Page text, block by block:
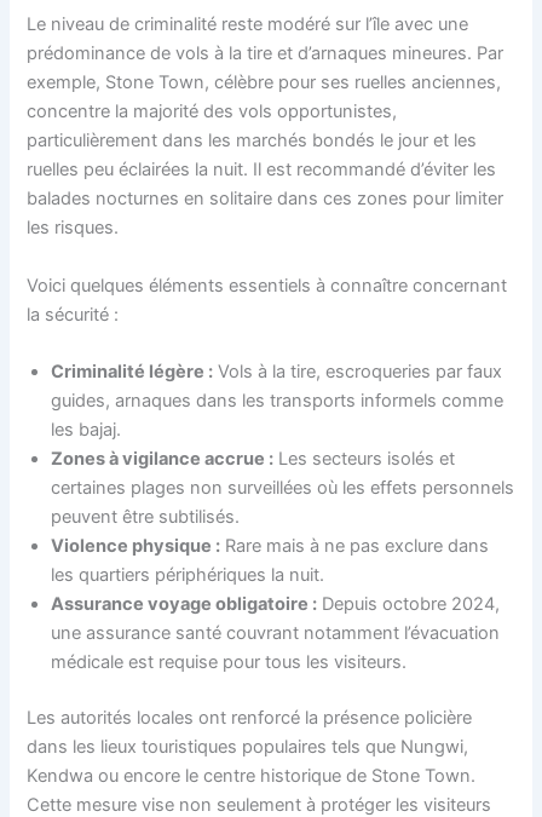
Le niveau de criminalité reste modéré sur l’île avec une
prédominance de vols à la tire et d’arnaques mineures. Par
exemple, Stone Town, célèbre pour ses ruelles anciennes,
concentre la majorité des vols opportunistes,
particulièrement dans les marchés bondés le jour et les
ruelles peu éclairées la nuit. Il est recommandé d’éviter les
balades nocturnes en solitaire dans ces zones pour limiter
les risques.
Voici quelques éléments essentiels à connaître concernant
la sécurité :
Criminalité légère : Vols à la tire, escroqueries par faux
guides, arnaques dans les transports informels comme
les bajaj.
Zones à vigilance accrue : Les secteurs isolés et
certaines plages non surveillées où les effets personnels
peuvent être subtilisés.
Violence physique : Rare mais à ne pas exclure dans
les quartiers périphériques la nuit.
Assurance voyage obligatoire : Depuis octobre 2024,
une assurance santé couvrant notamment l’évacuation
médicale est requise pour tous les visiteurs.
Les autorités locales ont renforcé la présence policière
dans les lieux touristiques populaires tels que Nungwi,
Kendwa ou encore le centre historique de Stone Town.
Cette mesure vise non seulement à protéger les visiteurs